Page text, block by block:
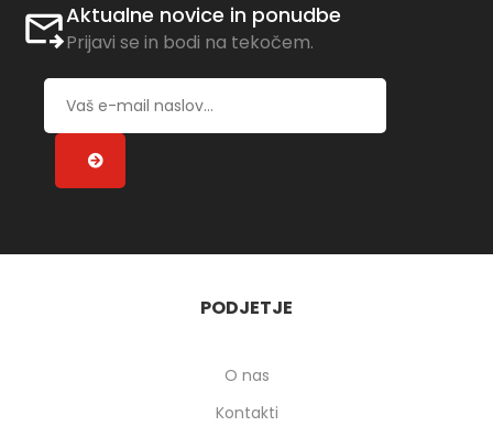
Aktualne novice in ponudbe
Prijavi se in bodi na tekočem.
PODJETJE
O nas
Kontakti